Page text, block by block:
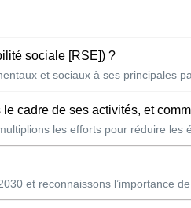
sociale [RSE]) ?
et sociaux à ses principales
de ses activités, et comment
les efforts pour réduire les
et reconnaissons l’importance de